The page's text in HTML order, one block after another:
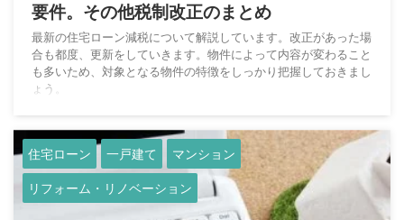
要件。その他税制改正のまとめ
最新の住宅ローン減税について解説しています。改正があった場
合も都度、更新をしていきます。物件によって内容が変わること
も多いため、対象となる物件の特徴をしっかり把握しておきまし
ょう。
住宅ローン 一戸建て マンション
リフォーム・リノベーション